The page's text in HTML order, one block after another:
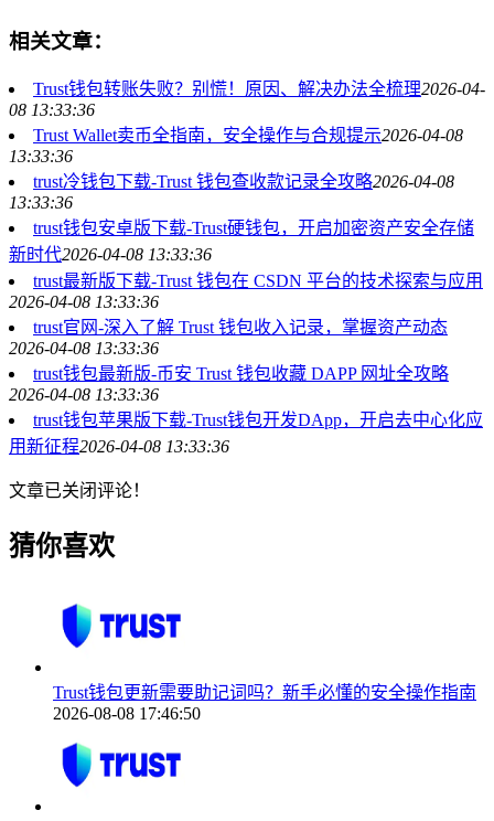
相关文章：
Trust钱包转账失败？别慌！原因、解决办法全梳理2026-04-
08 13:33:36
Trust Wallet卖币全指南，安全操作与合规提示2026-04-08
13:33:36
trust冷钱包下载-Trust 钱包查收款记录全攻略2026-04-08
13:33:36
trust钱包安卓版下载-Trust硬钱包，开启加密资产安全存储
新时代2026-04-08 13:33:36
trust最新版下载-Trust 钱包在 CSDN 平台的技术探索与应用
2026-04-08 13:33:36
trust官网-深入了解 Trust 钱包收入记录，掌握资产动态
2026-04-08 13:33:36
trust钱包最新版-币安 Trust 钱包收藏 DAPP 网址全攻略
2026-04-08 13:33:36
trust钱包苹果版下载-Trust钱包开发DApp，开启去中心化应
用新征程2026-04-08 13:33:36
文章已关闭评论！
猜你喜欢
Trust钱包更新需要助记词吗？新手必懂的安全操作指南
2026-08-08 17:46:50